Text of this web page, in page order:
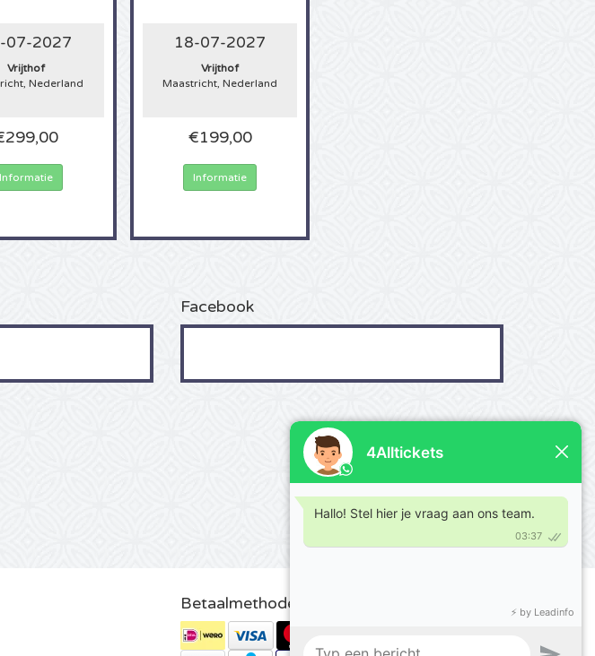
07-2027
Vrijthof
Nederland
Informatie
18-07-2027
Vrijthof
Maastricht, Nederland
€199,00
Informatie
Facebook
Betaalmethoden